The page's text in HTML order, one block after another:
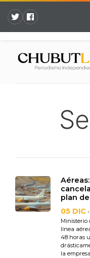
plan
05 DIC
Ministerio
línea
48 horas
la